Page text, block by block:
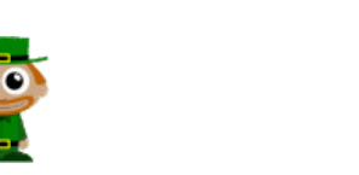
15 умилительных